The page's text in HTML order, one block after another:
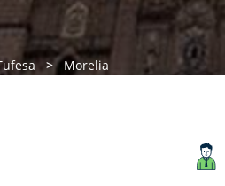
Morelia